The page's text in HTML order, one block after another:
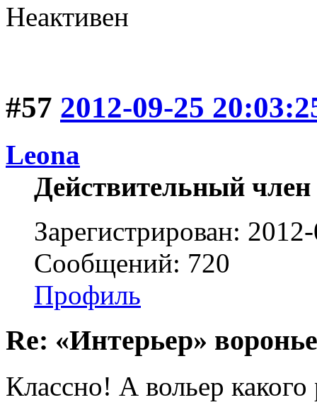
Неактивен
#57 2012-09-25
Leona
Действительный член
Зарегистрирован:
Сообщений: 720
Профиль
Re: «Интерьер»
Классно! А вольер